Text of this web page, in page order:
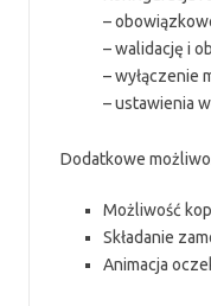
–
– walidację i
– wyłączenie
– ustawienia
Dodatkowe
Możliwość
Składanie
Animacja